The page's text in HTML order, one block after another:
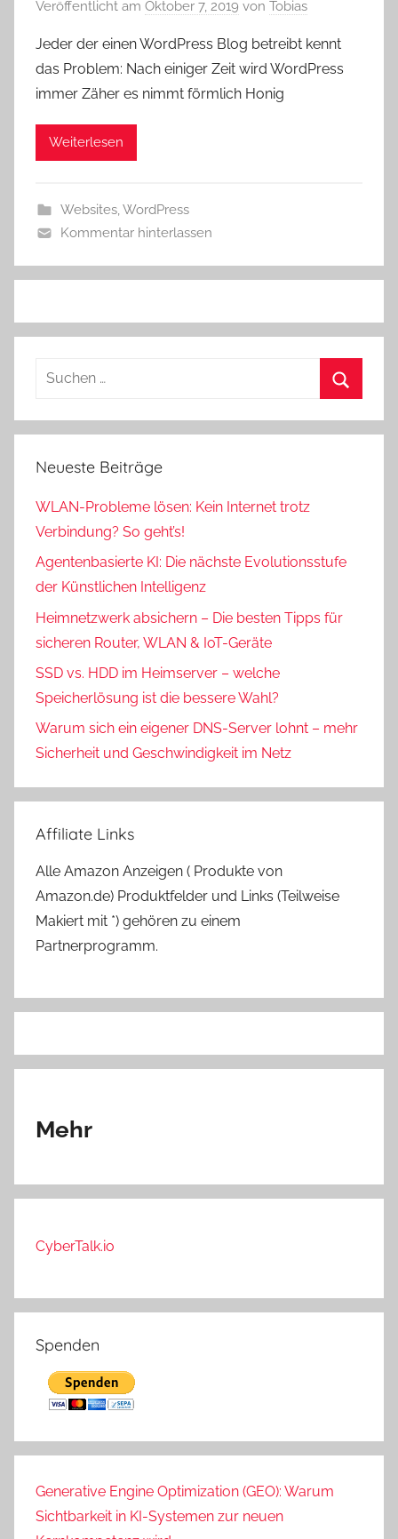
Veröffentlicht am Oktober 7, 2019 von Tobias
Jeder der einen WordPress Blog betreibt kennt
das Problem: Nach einiger Zeit wird WordPress
immer Zäher es nimmt förmlich Honig
Weiterlesen
Websites,WordPress
Kommentar hinterlassen
Suchen
Neueste Beiträge
WLAN-Probleme lösen: Kein Internet trotz
Verbindung? So geht’s!
Agentenbasierte KI: Die nächste Evolutionsstufe
der Künstlichen Intelligenz
Heimnetzwerk absichern – Die besten Tipps für
sicheren Router, WLAN & IoT-Geräte
SSD vs. HDD im Heimserver – welche
Speicherlösung ist die bessere Wahl?
Warum sich ein eigener DNS-Server lohnt – mehr
Sicherheit und Geschwindigkeit im Netz
Affiliate Links
Alle Amazon Anzeigen ( Produkte von
Amazon.de) Produktfelder und Links (Teilweise
Makiert mit *) gehören zu einem
Partnerprogramm.
Mehr
CyberTalk.io
Spenden
Generative Engine Optimization (GEO): Warum
Sichtbarkeit in KI-Systemen zur neuen